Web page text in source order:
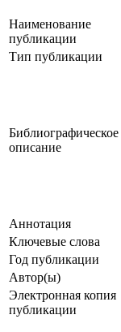
Наименование
публикации
Тип публикации
Библиографическое
описание
Аннотация
Ключевые cлова
Год публикации
Автор(ы)
Электронная копия
публикации